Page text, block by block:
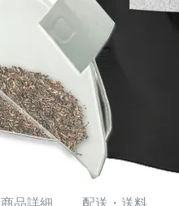
商品詳細 配送・送料